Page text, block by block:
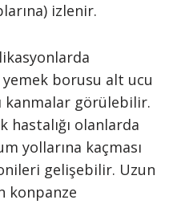
izlenir.
borusu alt ucu
kanmalar görülebilir.
hastalığı olanlarda
yollarına kaçması
gelişebilir. Uzun
konpanze